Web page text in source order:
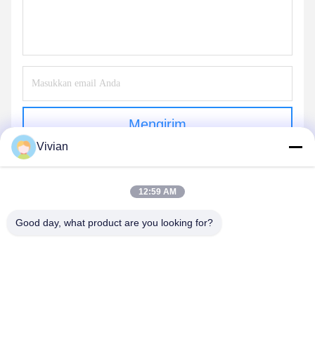
Mengirim
Vivian
12:59 AM
Good day, what product are you looking for?